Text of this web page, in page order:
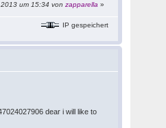
um 15:34 vonzapparella »
IP gespeichert
dear i will like to